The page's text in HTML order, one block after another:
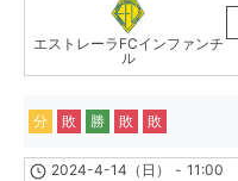
エストレーラFCインファンチ
ル
分 敗 勝 敗 敗
2024-4-14（日） - 11:00